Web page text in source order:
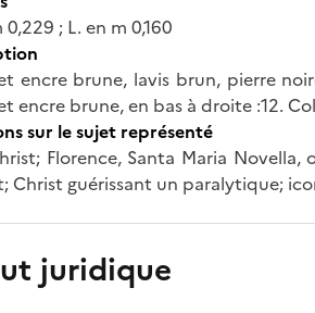
0,229 ; L. en m 0,160
encre brune, lavis brun, pierre
encre brune, en bas à droite :12.
sur le sujet représenté
Florence, Santa Maria
Christ guérissant un paralytique;
juridique